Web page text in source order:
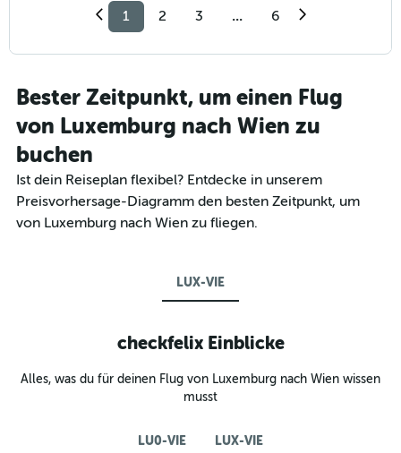
1 2 3 ... 6
Bester Zeitpunkt, um einen Flug
von Luxemburg nach Wien zu
buchen
Ist dein Reiseplan flexibel? Entdecke in unserem
Preisvorhersage-Diagramm den besten Zeitpunkt, um
von Luxemburg nach Wien zu fliegen.
LUX-VIE
checkfelix Einblicke
Alles, was du für deinen Flug von Luxemburg nach Wien wissen
musst
LU0-VIE LUX-VIE